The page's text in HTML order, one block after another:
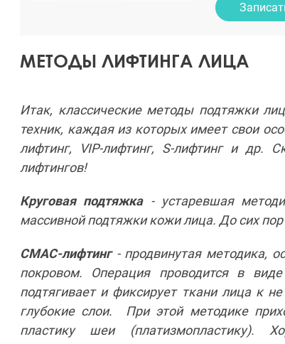
МЕТОДЫ ЛИФТИНГА ЛИЦА
Итак, классические методы подтяжки
техник, каждая из которых имеет свои
лифтинг, VIP-лифтинг, S-лифтинг и др.
лифтингов!
Круговая подтяжка- устаревшая
массивной подтяжки кожи лица. До сих пор
СМАС-лифтинг- продвинутая методика,
покровом. Операция проводится в
подтягивает и фиксирует ткани лица к
глубокие слои. При этой методике
пластику шеи (платизмопластику).